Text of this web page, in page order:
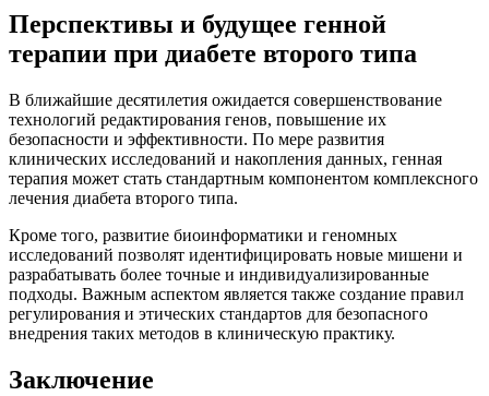
Перспективы и будущее генной
терапии при диабете второго типа
В ближайшие десятилетия ожидается совершенствование
технологий редактирования генов, повышение их
безопасности и эффективности. По мере развития
клинических исследований и накопления данных, генная
терапия может стать стандартным компонентом комплексного
лечения диабета второго типа.
Кроме того, развитие биоинформатики и геномных
исследований позволят идентифицировать новые мишени и
разрабатывать более точные и индивидуализированные
подходы. Важным аспектом является также создание правил
регулирования и этических стандартов для безопасного
внедрения таких методов в клиническую практику.
Заключение